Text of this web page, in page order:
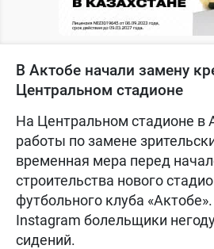
В Актобе начали замену
Центральном стадионе
На Центральном стадионе в
работы по замене
временная мера перед
строительства нового
футбольного клуба
Instagram болельщики
сидений.